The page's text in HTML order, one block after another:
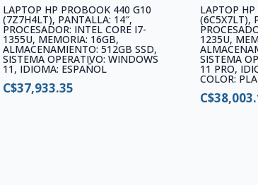
LAPTOP HP PROBOOK 440 G10
(7Z7H4LT), PANTALLA: 14″,
PROCESADOR: INTEL CORE I7-
1355U, MEMORIA: 16GB,
ALMACENAMIENTO: 512GB SSD,
SISTEMA OPERATIVO: WINDOWS
11, IDIOMA: ESPAÑOL
C$37,933.35
LAPTOP
(6C5X7LT),
1235U,
SISTEMA
11 PRO,
COLOR:
C$